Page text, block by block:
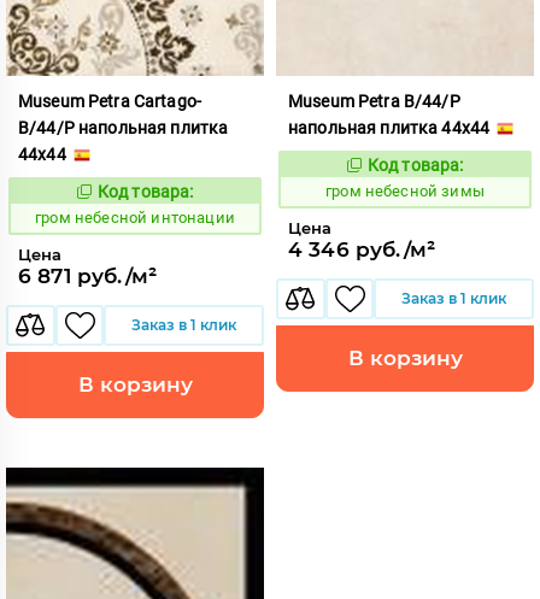
Museum Petra Cartago-
B/44/P напольная плитка
44x44
351658
Код товара:
гром небесной интонации
Цена
6 871 руб./м²
Заказ в 1 клик
В корзину
Museum Petra B/44/P
напольная плитка 44x44
351657
Код товара:
гром небесной зимы
Цена
4 346 руб./м²
Заказ в 1 клик
В корзину